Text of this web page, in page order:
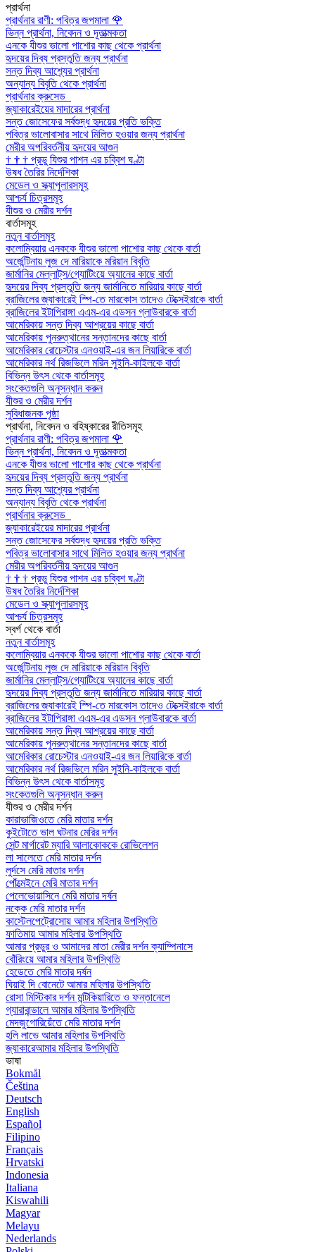
প্রার্থনা
প্রার্থনার রাণী: পবিত্র জপমালা 🌹
ভিন্ন প্রার্থনা, নিবেদন ও দূতাত্মকতা
এনকে যীশুর ভালো পাশোর কাছ থেকে প্রার্থনা
হৃদয়ের দিব্য প্রস্তুতি জন্য প্রার্থনা
সন্ত দিব্য আশ্র্যের প্রার্থনা
অন্যান্য বিবৃতি থেকে প্রার্থনা
প্রার্থনার ক্রুসেড
জ্যাকারেইয়ের মাদারের প্রার্থনা
সন্ত জোসেফের সর্বশুদ্ধ হৃদয়ের প্রতি ভক্তি
পবিত্র ভালোবাসার সাথে মিলিত হওয়ার জন্য প্রার্থনা
মেরীর অপরিবর্তনীয় হৃদয়ের আগুন
† † † প্রভু যিশুর পাশন এর চব্বিশ ঘণ্টা
উষধ তৈরির নির্দেশিকা
মেডেল ও স্ক্যাপুলারসমূহ
আশ্চর্য চিত্রসমূহ
যীশুর ও মেরীর দর্শন
বার্তাসমূহ
নতুন বার্তাসমূহ
কলোম্বিয়ার এনককে যীশুর ভালো পাশোর কাছ থেকে বার্তা
অর্জেন্টিনায় লুজ দে মারিয়াকে মরিয়ান বিবৃতি
জার্মানির মেল্লাট্‌স/গ্যোটিংয়ে অ্যানের কাছে বার্তা
হৃদয়ের দিব্য প্রস্তুতি জন্য জার্মানিতে মারিয়ার কাছে বার্তা
ব্রাজিলের জ্যাকারেই স্পি-তে মারকোস তাদেও টেক্সেইরাকে বার্তা
ব্রাজিলের ইটাপিরাঙ্গা এএম-এর এডসন গ্লাউবারকে বার্তা
আমেরিকায় সন্ত দিব্য আশ্রয়ের কাছে বার্তা
আমেরিকায় পুনরুত্থানের সন্তানদের কাছে বার্তা
আমেরিকার রোচেস্টার এনওয়াই-এর জন লিয়ারিকে বার্তা
আমেরিকার নর্থ রিজভিলে মরিন সুইনি-কাইলকে বার্তা
বিভিন্ন উৎস থেকে বার্তাসমূহ
সংকেতগুলি অনুসন্ধান করুন
যীশুর ও মেরীর দর্শন
সুবিধাজনক পৃষ্ঠা
প্রার্থনা, নিবেদন ও বহিষ্কারের রীতিসমূহ
প্রার্থনার রাণী: পবিত্র জপমালা 🌹
ভিন্ন প্রার্থনা, নিবেদন ও দূতাত্মকতা
এনকে যীশুর ভালো পাশোর কাছ থেকে প্রার্থনা
হৃদয়ের দিব্য প্রস্তুতি জন্য প্রার্থনা
সন্ত দিব্য আশ্র্যের প্রার্থনা
অন্যান্য বিবৃতি থেকে প্রার্থনা
প্রার্থনার ক্রুসেড
জ্যাকারেইয়ের মাদারের প্রার্থনা
সন্ত জোসেফের সর্বশুদ্ধ হৃদয়ের প্রতি ভক্তি
পবিত্র ভালোবাসার সাথে মিলিত হওয়ার জন্য প্রার্থনা
মেরীর অপরিবর্তনীয় হৃদয়ের আগুন
† † † প্রভু যিশুর পাশন এর চব্বিশ ঘণ্টা
উষধ তৈরির নির্দেশিকা
মেডেল ও স্ক্যাপুলারসমূহ
আশ্চর্য চিত্রসমূহ
স্বর্গ থেকে বার্তা
নতুন বার্তাসমূহ
কলোম্বিয়ার এনককে যীশুর ভালো পাশোর কাছ থেকে বার্তা
অর্জেন্টিনায় লুজ দে মারিয়াকে মরিয়ান বিবৃতি
জার্মানির মেল্লাট্‌স/গ্যোটিংয়ে অ্যানের কাছে বার্তা
হৃদয়ের দিব্য প্রস্তুতি জন্য জার্মানিতে মারিয়ার কাছে বার্তা
ব্রাজিলের জ্যাকারেই স্পি-তে মারকোস তাদেও টেক্সেইরাকে বার্তা
ব্রাজিলের ইটাপিরাঙ্গা এএম-এর এডসন গ্লাউবারকে বার্তা
আমেরিকায় সন্ত দিব্য আশ্রয়ের কাছে বার্তা
আমেরিকায় পুনরুত্থানের সন্তানদের কাছে বার্তা
আমেরিকার রোচেস্টার এনওয়াই-এর জন লিয়ারিকে বার্তা
আমেরিকার নর্থ রিজভিলে মরিন সুইনি-কাইলকে বার্তা
বিভিন্ন উৎস থেকে বার্তাসমূহ
সংকেতগুলি অনুসন্ধান করুন
যীশুর ও মেরীর দর্শন
কারাভাজিওতে মেরি মাতার দর্শন
কুইটোতে ভাল ঘটনার মেরির দর্শন
সেন্ট মার্গারেট ম্যারি আলাকোককে রোভিলেশন
লা সালেতে মেরি মাতার দর্শন
লুর্দসে মেরি মাতার দর্শন
পোঁত্মেইনে মেরি মাতার দর্শন
পেলেভোয়াসিনে মেরি মাতার দর্ষন
নক্কে মেরি মাতার দর্শন
কাস্টেলপেট্রোসোয় আমার মহিলার উপস্থিতি
ফাতিমায় আমার মহিলার উপস্থিতি
আমার প্রভুর ও আমাদের মাতা মেরীর দর্শন ক্যাম্পিনাসে
বোঁরিংয়ে আমার মহিলার উপস্থিতি
হেডেতে মেরি মাতার দর্ষন
ঘিয়াই দি বোনেটে আমার মহিলার উপস্থিতি
রোসা মিস্টিকার দর্শন মন্টিকিয়ারিতে ও ফন্তানেলে
গ্যারাবান্ডালে আমার মহিলার উপস্থিতি
মেদজুগোরিয়েঁতে মেরি মাতার দর্শন
হলি লাভে আমার মহিলার উপস্থিতি
জ্যাকারেআমার মহিলার উপস্থিতি
ভাষা
Bokmål
Čeština
Deutsch
English
Español
Filipino
Français
Hrvatski
Indonesia
Italiana
Kiswahili
Magyar
Melayu
Nederlands